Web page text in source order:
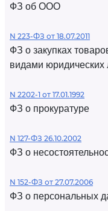
ФЗ об ООО
N 223-ФЗ от 18.07.2011
ФЗ о закупках
видами юридических
N 2202-1 от 17.01.1992
ФЗ о прокуратуре
N 127-ФЗ 26.10.2002
ФЗ о
N 152-ФЗ от 27.07.2006
ФЗ о персональных